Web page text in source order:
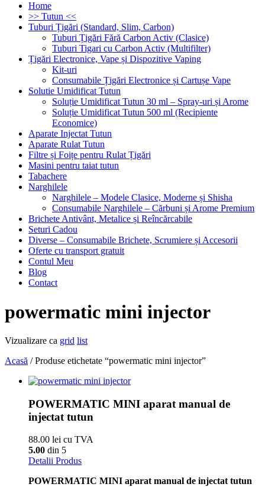
Home
>> Tutun <<
Tuburi Țigări (Standard, Slim, Carbon)
Tuburi Țigări Fără Carbon Activ (Clasice)
Tuburi Tigari cu Carbon Activ (Multifilter)
Țigări Electronice, Vape și Dispozitive Vaping
Kit-uri
Consumabile Țigări Electronice și Cartușe Vape
Solutie Umidificat Tutun
Soluție Umidificat Tutun 30 ml – Spray-uri și Arome
Soluție Umidificat Tutun 500 ml (Recipiente
Economice)
Aparate Injectat Tutun
Aparate Rulat Tutun
Filtre și Foițe pentru Rulat Țigări
Masini pentru taiat tutun
Tabachere
Narghilele
Narghilele – Modele Clasice, Moderne și Shisha
Consumabile Narghilele – Cărbuni și Arome Premium
Brichete Antivânt, Metalice și Reîncărcabile
Seturi Cadou
Diverse – Consumabile Brichete, Scrumiere și Accesorii
Oferte cu transport gratuit
Contul Meu
Blog
Contact
powermatic mini injector
Vizualizare ca grid list
Acasă / Produse etichetate “powermatic mini injector”
POWERMATIC MINI aparat manual de
injectat tutun
88.00 lei cu TVA
5.00 din 5
Detalii Produs
POWERMATIC MINI aparat manual de injectat tutun